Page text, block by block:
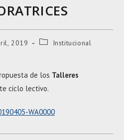
2019
Categoría
Institucional
de los Talleres
ciclo lectivo.